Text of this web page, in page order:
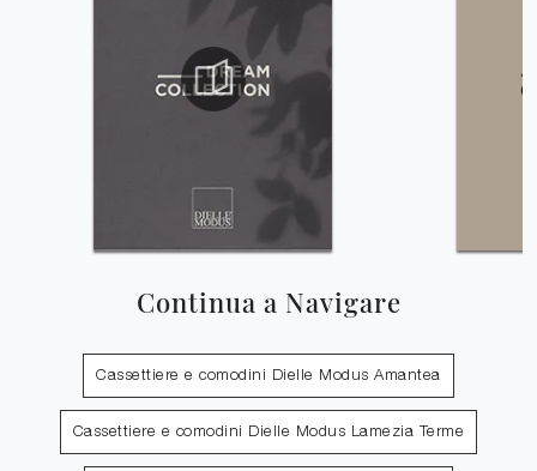
Continua a Navigare
Cassettiere e comodini Dielle Modus Amantea
Cassettiere e comodini Dielle Modus Lamezia Terme